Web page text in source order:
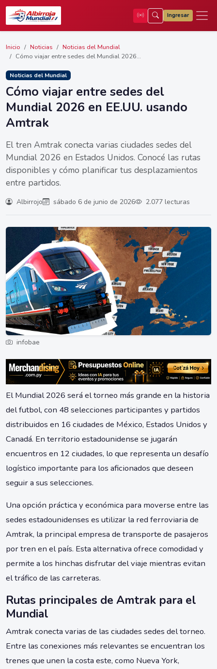
Ingresar
Inicio Noticias
Noticias del Mundial
Cómo viajar entre sedes del Mundial 2026...
Noticias del Mundial
Cómo viajar entre sedes del
Mundial 2026 en EE.UU. usando
Amtrak
El tren Amtrak conecta varias ciudades sedes del
Mundial 2026 en Estados Unidos. Conocé las rutas
disponibles y cómo planificar tus desplazamientos
entre partidos.
Albirrojo sábado 6 de junio de 2026 2.077 lecturas
infobae
El Mundial 2026 será el torneo más grande en la historia
del futbol, con 48 selecciones participantes y partidos
distribuidos en 16 ciudades de México, Estados Unidos y
Canadá. En territorio estadounidense se jugarán
encuentros en 12 ciudades, lo que representa un desafío
logístico importante para los aficionados que deseen
seguir a sus selecciones.
Una opción práctica y económica para moverse entre las
sedes estadounidenses es utilizar la red ferroviaria de
Amtrak, la principal empresa de transporte de pasajeros
por tren en el país. Esta alternativa ofrece comodidad y
permite a los hinchas disfrutar del viaje mientras evitan
el tráfico de las carreteras.
Rutas principales de Amtrak para el
Mundial
Amtrak conecta varias de las ciudades sedes del torneo.
Entre las conexiones más relevantes se encuentran los
trenes que unen la costa este, como Nueva York,